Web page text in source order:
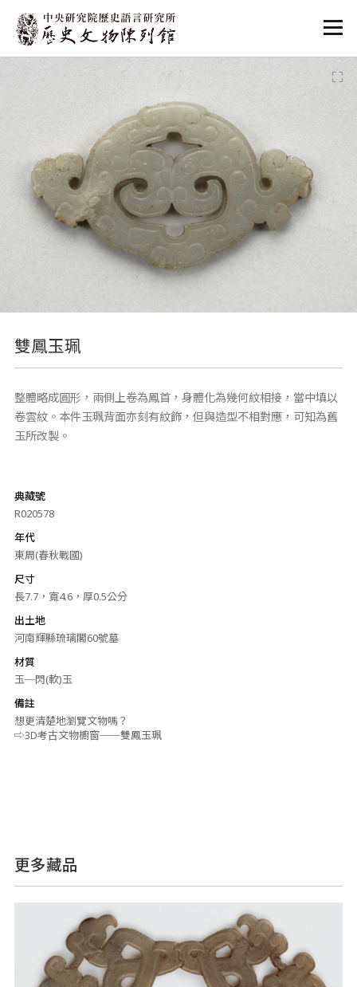
雙鳳玉珮
整體略成圓形，兩側上卷為鳳首，身體化為幾何紋相接，當中填以
卷雲紋。本件玉珮背面亦刻有紋飾，但與造型不相對應，可知為舊
玉所改製。
典藏號
R020578
年代
東周(春秋戰國)
尺寸
長7.7，寬4.6，厚0.5公分
出土地
河南輝縣琉璃閣60號墓
材質
玉─閃(軟)玉
備註
想更清楚地瀏覽文物嗎？
⇨3D考古文物櫥窗──雙鳳玉珮
更多藏品